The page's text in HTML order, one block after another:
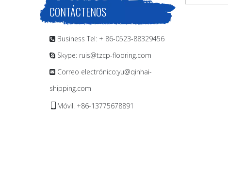
CONTÁCTENOS
 Business Tel: + 86-0523-88329456
 Skype: ruis@tzcp-flooring.com
 Correo electrónico:yu@qinhai-
shipping.com
Móvil. +86-13775678891